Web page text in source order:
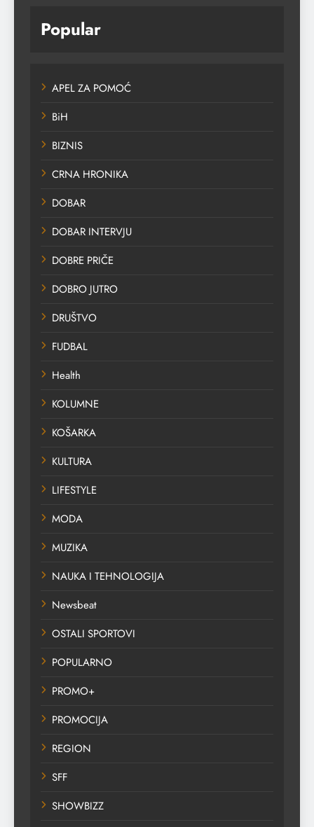
Popular
APEL ZA POMOĆ
BiH
BIZNIS
CRNA HRONIKA
DOBAR
DOBAR INTERVJU
DOBRE PRIČE
DOBRO JUTRO
DRUŠTVO
FUDBAL
Health
KOLUMNE
KOŠARKA
KULTURA
LIFESTYLE
MODA
MUZIKA
NAUKA I TEHNOLOGIJA
Newsbeat
OSTALI SPORTOVI
POPULARNO
PROMO+
PROMOCIJA
REGION
SFF
SHOWBIZZ